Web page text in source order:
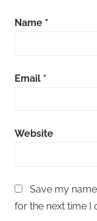
Name *
Email *
Website
Save my
for the next time I